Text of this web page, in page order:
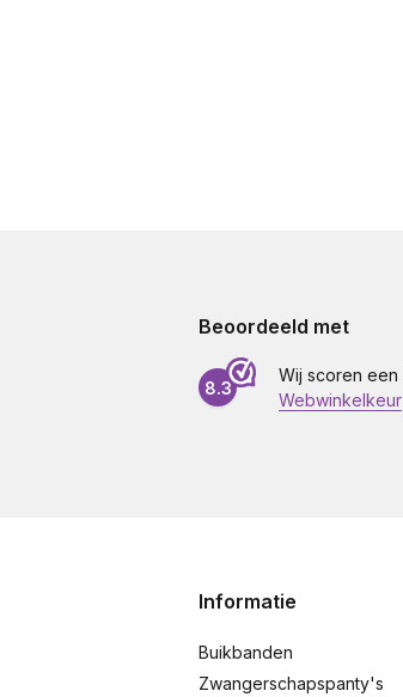
Beoordeeld met
8.3
Wij scoren een
Webwinkelkeur
Informatie
Buikbanden
Zwangerschapspanty's